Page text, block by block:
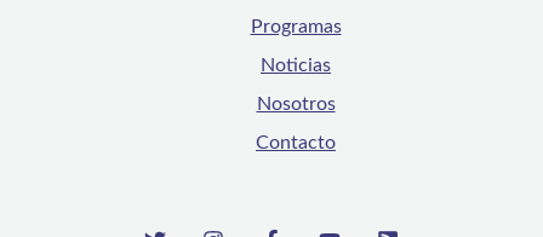
Programas
Noticias
Nosotros
Contacto